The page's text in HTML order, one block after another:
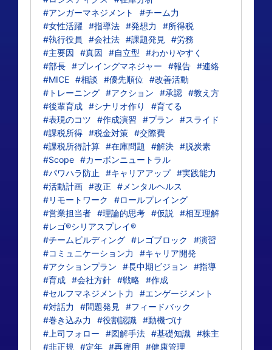
#アンガーマネジメント
#チーム力
#女性活躍 #指導法 #発想力
#所得税
#執行役員
#会社法 #課題発見
#労務
#主要因
#真因 #自立型
#わかりやすく
#部長 #プレイングマネジャー #報告 #連絡
#MICE #相談 #優先順位
#改善活動
#トレーニング #アクション #承認 #教え方
#後輩育成 #シナリオ作り
#育てる
#表現のコツ
#作成演習 #プラン
#スライド
#課税所得 #税金対策 #交際費
#課税所得計算 #在庫問題 #解決 #脱炭素
#Scope #カーボンニュートラル
#パワハラ防止
#キャリアアップ #実践能力
#活動計画 #改正
#メンタルヘルス
#リモートワーク
#ロールプレイング
#営業担当者 #理論的思考 #仮説
#相互理解
#レゴ®シリアスプレイ®
#チームビルディング #レゴブロック
#演習
#コミュニケーション力
#キャリア開発
#アクションプラン
#長中期ビジョン
#指導
#育成 #会社方針 #戦略 #作成
#セルフマネジメント力
#エンゲージメント
#対話力
#問題発見
#フィードバック
#巻き込み力
#役割認識 #動機づけ
#上司フォロー
#図解手法 #基礎知識 #株主
#非正規
#定年 #再雇用
#健康管理